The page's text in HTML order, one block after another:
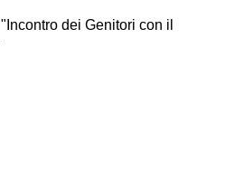
"Incontro dei Genitori con il